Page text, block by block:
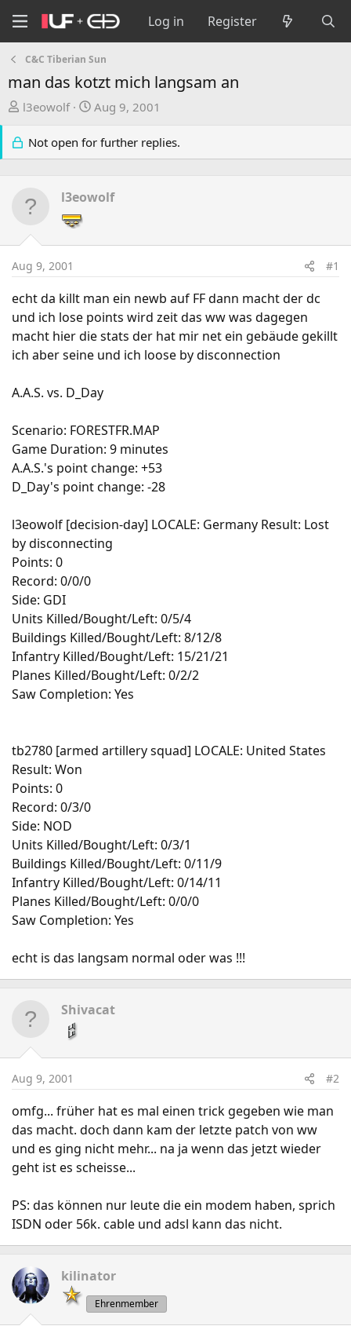
Log in Register
C&C Tiberian Sun
man das kotzt mich langsam an
T
r
e
a
r
t
e
r
l3eowolf
S
a
r
d
e
Aug 9, 2001
Not open for further replies.
l3eowolf
Aug 9, 2001 #1
echt da killt man ein newb auf FF dann macht der dc
und ich lose points wird zeit das ww was dagegen
macht hier die stats der hat mir net ein gebäude gekillt
ich aber seine und ich loose by disconnection
A.A.S. vs. D_Day
Scenario: FORESTFR.MAP
Game Duration: 9 minutes
A.A.S.'s point change: +53
D_Day's point change: -28
l3eowolf [decision-day] LOCALE: Germany Result: Lost
by disconnecting
Points: 0
Record: 0/0/0
Side: GDI
Units Killed/Bought/Left: 0/5/4
Buildings Killed/Bought/Left: 8/12/8
Infantry Killed/Bought/Left: 15/21/21
Planes Killed/Bought/Left: 0/2/2
Saw Completion: Yes
tb2780 [armed artillery squad] LOCALE: United States
Result: Won
Points: 0
Record: 0/3/0
Side: NOD
Units Killed/Bought/Left: 0/3/1
Buildings Killed/Bought/Left: 0/11/9
Infantry Killed/Bought/Left: 0/14/11
Planes Killed/Bought/Left: 0/0/0
Saw Completion: Yes
echt is das langsam normal oder was !!!
Shivacat
Aug 9, 2001 #2
omfg... früher hat es mal einen trick gegeben wie man
das macht. doch dann kam der letzte patch von ww
und es ging nicht mehr... na ja wenn das jetzt wieder
geht ist es scheisse...
PS: das können nur leute die ein modem haben, sprich
ISDN oder 56k. cable und adsl kann das nicht.
kilinator
Ehrenmember